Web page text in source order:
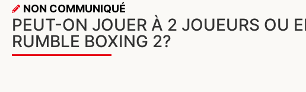
NON COMMUNIQUÉ
PEUT-ON JOUER À 2 JOUEURS OU
RUMBLE BOXING 2?